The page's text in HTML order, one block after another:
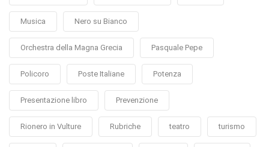
Musica Nero su Bianco
Orchestra della Magna Grecia Pasquale Pepe
Policoro Poste Italiane Potenza
Presentazione libro Prevenzione
Rionero in Vulture Rubriche teatro turismo